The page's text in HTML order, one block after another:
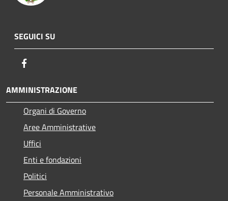
SEGUICI SU
AMMINISTRAZIONE
Organi di Governo
Aree Amministrative
Uffici
Enti e fondazioni
Politici
Personale Amministrativo